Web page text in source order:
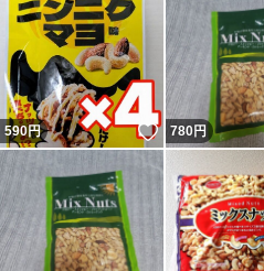
590円 いいね！
780円